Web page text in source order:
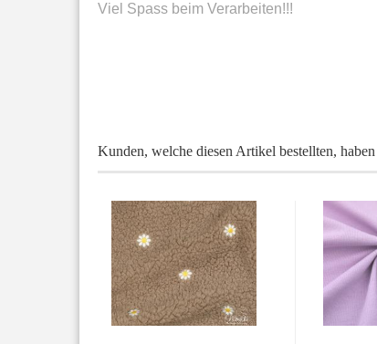
Viel Spass beim Verarbeiten!!!
Kunden, welche diesen Artikel bestellten,